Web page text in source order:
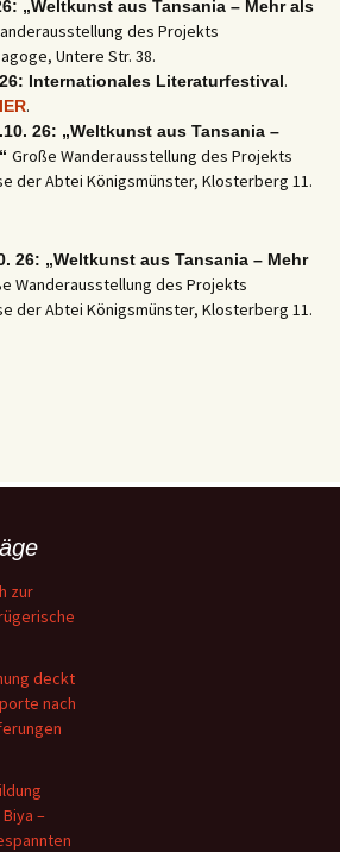
„Weltkunst aus Tansania – Mehr als
des Projekts
Untere Str. 38.
Internationales Literaturfestival.
.
26: „Weltkunst aus Tansania –
Große Wanderausstellung des Projekts
der Abtei Königsmünster, Klosterberg 11.
26: „Weltkunst aus Tansania – Mehr
Wanderausstellung des Projekts
der Abtei Königsmünster, Klosterberg 11.
zur
deckt
nach
–